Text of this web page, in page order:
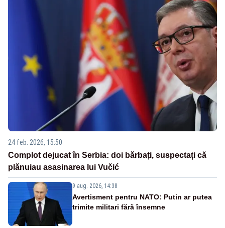
24 feb. 2026, 15:50
Complot dejucat în Serbia: doi bărbați, suspectați că
plănuiau asasinarea lui Vučić
9 aug. 2026, 14:38
Avertisment pentru NATO: Putin ar putea
trimite militari fără însemne